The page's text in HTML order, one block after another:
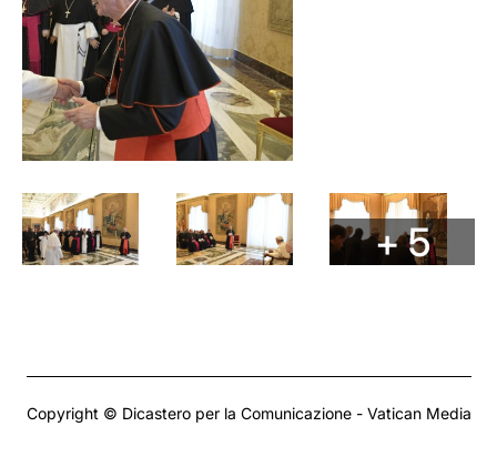
+ 5
Copyright © Dicastero per la Comunicazione - Vatican Media